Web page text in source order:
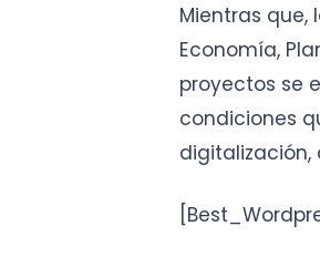
Mientras que,
Economía,
proyectos se
condiciones
digitalización,